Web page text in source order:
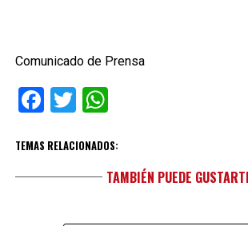
Comunicado de Prensa
Facebook
TwitterWhatsApp
TEMAS RELACIONADOS:
TAMBIÉN PUEDE